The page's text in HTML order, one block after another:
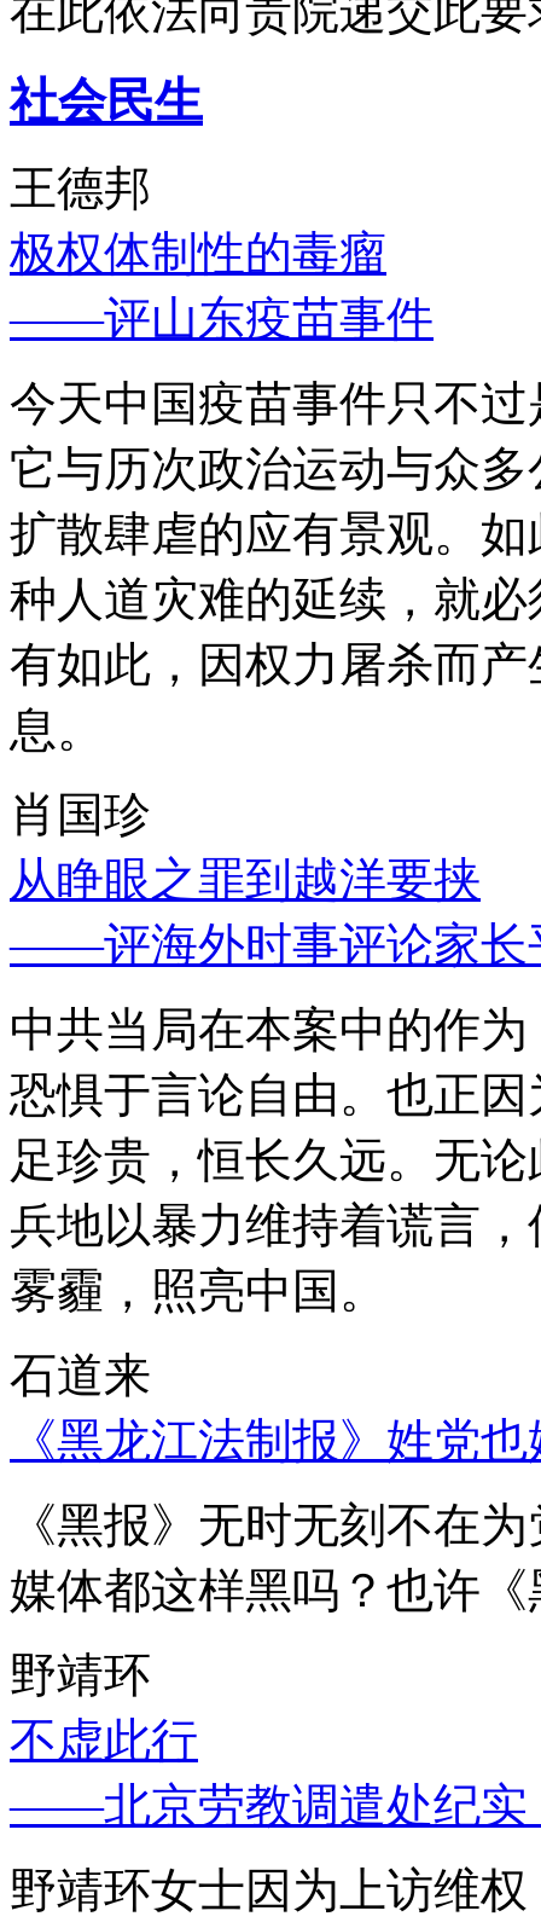
在此依法向贵院递交此要
社会民生
王德邦
极权体制性的毒瘤
——评山东疫苗事件
今天中国疫苗事件只不
它与历次政治运动与众
扩散肆虐的应有景观。
种人道灾难的延续，就
有如此，因权力屠杀而
息。
肖国珍
从睁眼之罪到越洋要挟
——评海外时事评论家长
中共当局在本案中的作
恐惧于言论自由。也正
足珍贵，恒长久远。无
兵地以暴力维持着谎言
雾霾，照亮中国。
石道来
《黑龙江法制报》姓党
《黑报》无时无刻不在
媒体都这样黑吗？也许
野靖环
不虚此行
——北京劳教调遣处纪实
野靖环女士因为上访维